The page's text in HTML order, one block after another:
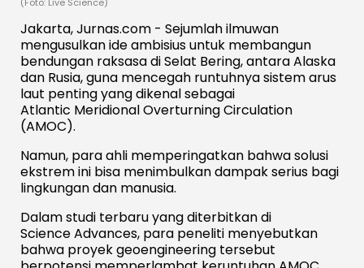
Jakarta, Jurnas.com - Sejumlah ilmuwan
mengusulkan ide ambisius untuk membangun
bendungan raksasa di Selat Bering, antara Alaska
dan Rusia, guna mencegah runtuhnya sistem arus
laut penting yang dikenal sebagai
Atlantic Meridional Overturning Circulation
(AMOC).
Namun, para ahli memperingatkan bahwa solusi
ekstrem ini bisa menimbulkan dampak serius bagi
lingkungan dan manusia.
Dalam studi terbaru yang diterbitkan di
Science Advances, para peneliti menyebutkan
bahwa proyek geoengineering tersebut